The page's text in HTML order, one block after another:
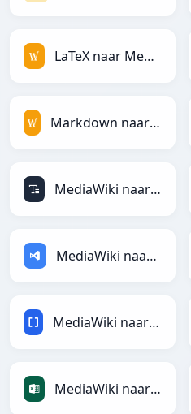
LaTeX naar MediaWiki
Markdown naar MediaWiki
MediaWiki naar ASCII
MediaWiki naar ASP
MediaWiki naar BBCode
MediaWiki naar Excel